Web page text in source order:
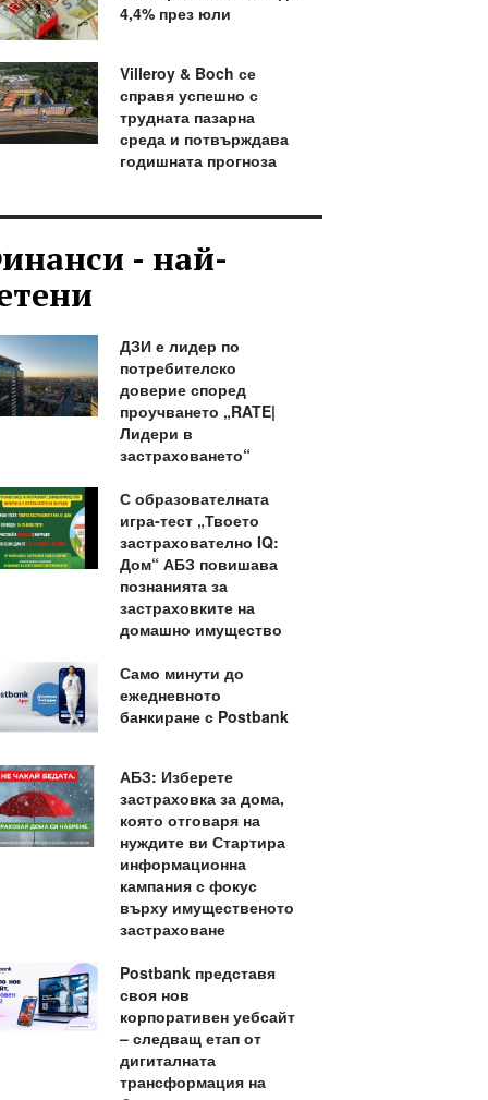
4,4% през юли
Villeroy & Boch се
справя успешно с
трудната пазарна
среда и потвърждава
годишната прогноза
- най-
ДЗИ е лидер по
потребителско
доверие според
проучването „RATE|
Лидери в
застраховането“
С образователната
игра-тест „Твоето
застрахователно IQ:
Дом“ АБЗ повишава
познанията за
застраховките на
домашно имущество
Само минути до
ежедневното
банкиране с Postbank
АБЗ: Изберете
застраховка за дома,
която отговаря на
нуждите ви Стартира
информационна
кампания с фокус
върху имущественото
застраховане
Postbank представя
своя нов
корпоративен уебсайт
– следващ етап от
дигиталната
трансформация на